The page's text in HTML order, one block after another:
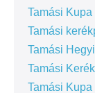
Tamási Kupa
Tamási
Tamási
Tamási
Tamási Kupa